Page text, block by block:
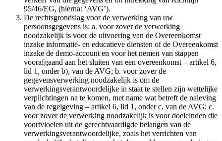
95/46/EG, (hierna: ‘AVG’).
De rechtsgrondslag voor de verwerking van uw
persoonsgegevens is: a. voor zover de verwerking
noodzakelijk is voor de uitvoering van de Overeenkomst
inzake informatie- en educatieve diensten of de Overeenkomst
inzake de demo-account en voor het nemen van stappen
voorafgaand aan het sluiten van een overeenkomst – artikel 6,
lid 1, onder b), van de AVG; b. voor zover de
gegevensverwerking noodzakelijk is om de
verwerkingsverantwoordelijke in staat te stellen zijn wettelijke
verplichtingen na te komen, met name wat betreft de naleving
van de regelgeving – artikel 6, lid 1, onder c, van de AVG; c.
voor zover de verwerking noodzakelijk is voor doeleinden die
voortvloeien uit de gerechtvaardigde belangen van de
verwerkingsverantwoordelijke, zoals het verrichten van